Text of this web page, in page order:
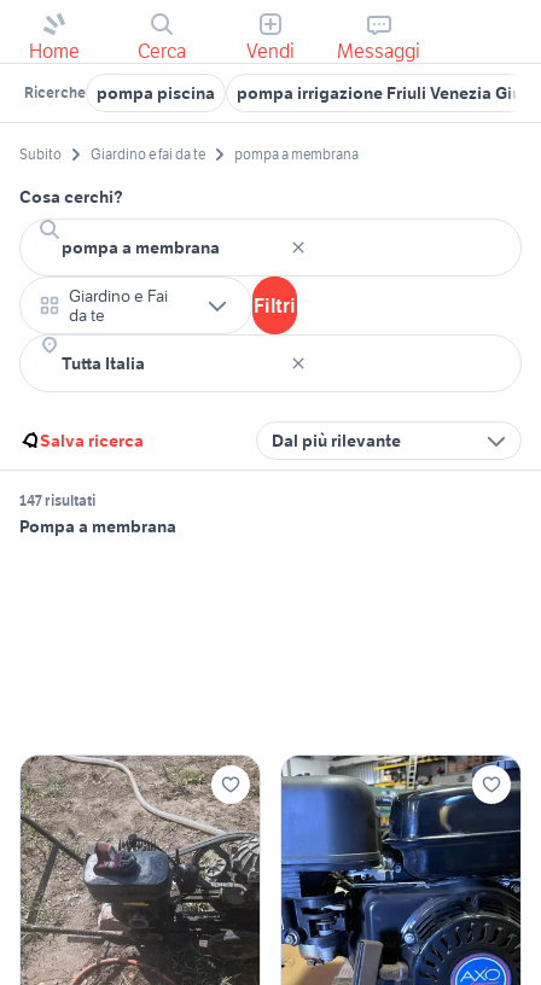
Home Cerca Vendi Messaggi
Ricerche pompa piscina pompa irrigazione Friuli Venezia Giulia
Subito Giardino e fai da te pompa a membrana
Cosa cerchi?
Giardino e Fai
da te
Filtri
Salva ricerca Dal più rilevante
147 risultati
Pompa a membrana